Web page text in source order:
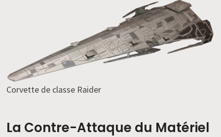
Corvette de classe Raider
La Contre-Attaque du Matériel